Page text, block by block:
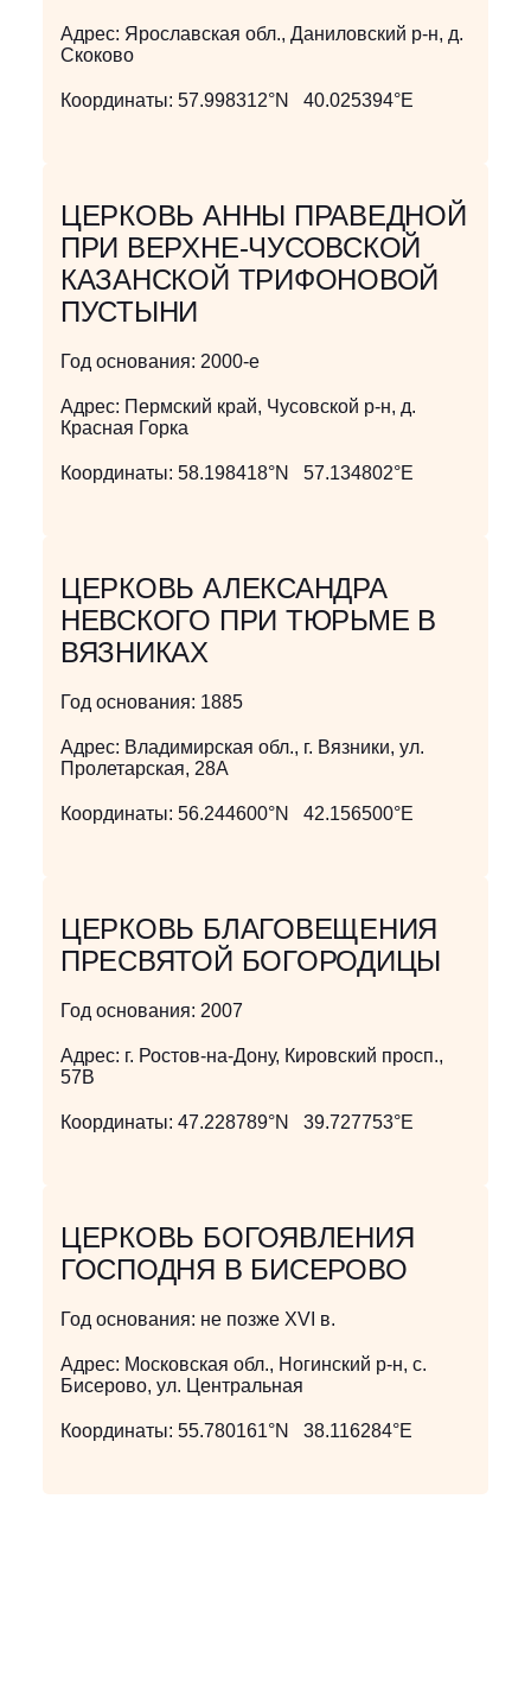
Адрес: Ярославская обл., Даниловский р-н, д.
Скоково
Координаты: 57.998312°N 40.025394°E
ЦЕРКОВЬ АННЫ ПРАВЕДНОЙ
ПРИ ВЕРХНЕ-ЧУСОВСКОЙ
КАЗАНСКОЙ ТРИФОНОВОЙ
ПУСТЫНИ
Год основания: 2000-е
Адрес: Пермский край, Чусовской р-н, д.
Красная Горка
Координаты: 58.198418°N 57.134802°E
ЦЕРКОВЬ АЛЕКСАНДРА
НЕВСКОГО ПРИ ТЮРЬМЕ В
ВЯЗНИКАХ
Год основания: 1885
Адрес: Владимирская обл., г. Вязники, ул.
Пролетарская, 28А
Координаты: 56.244600°N 42.156500°E
ЦЕРКОВЬ БЛАГОВЕЩЕНИЯ
ПРЕСВЯТОЙ БОГОРОДИЦЫ
Год основания: 2007
Адрес: г. Ростов-на-Дону, Кировский просп.,
57В
Координаты: 47.228789°N 39.727753°E
ЦЕРКОВЬ БОГОЯВЛЕНИЯ
ГОСПОДНЯ В БИСЕРОВО
Год основания: не позже XVI в.
Адрес: Московская обл., Ногинский р-н, с.
Бисерово, ул. Центральная
Координаты: 55.780161°N 38.116284°E